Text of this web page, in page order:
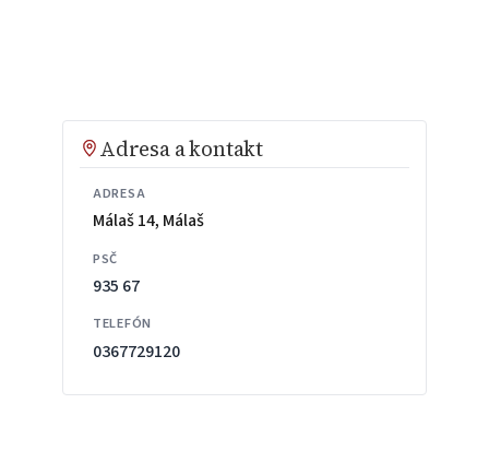
Adresa a kontakt
ADRESA
Málaš 14, Málaš
PSČ
935 67
TELEFÓN
0367729120